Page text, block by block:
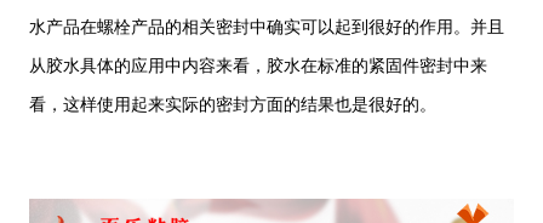
水产品在螺栓产品的相关密封中确实可以起到很好的作用。并且
从胶水具体的应用中内容来看，胶水在标准的紧固件密封中来
看，这样使用起来实际的密封方面的结果也是很好的。